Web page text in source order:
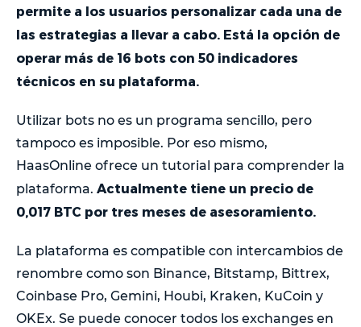
permite a los usuarios personalizar cada una de
las estrategias a llevar a cabo. Está la opción de
operar más de 16 bots con 50 indicadores
técnicos en su plataforma.
Utilizar bots no es un programa sencillo, pero
tampoco es imposible. Por eso mismo,
HaasOnline ofrece un tutorial para comprender la
plataforma. Actualmente tiene un precio de
0,017 BTC por tres meses de asesoramiento.
La plataforma es compatible con intercambios de
renombre como son Binance, Bitstamp, Bittrex,
Coinbase Pro, Gemini, Houbi, Kraken, KuCoin y
OKEx. Se puede conocer todos los exchanges en